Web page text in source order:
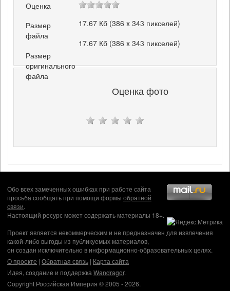
Оценка
Размер
файла
17.67 Кб (386 x 343 пикселей)
Размер
оригинального
файла
17.67 Кб (386 x 343 пикселей)
Оценка фото
Обо всех замеченных ошибках при работе сайта
просьба сообщать при помощи формы обратной
связи.
Настоящий ресурс может содержать материалы 18+.
Проект является некоммерческим и не предназначен для извлечения
какой-либо выгоды из публикуемых материалов,
он создан исключительно в информационно-образовательных целях.
О проекте | Обратная связь | Карта сайта
Идея, создание и поддержка Wandragor.
Copyright Российская Империя © 2005 - 2026.